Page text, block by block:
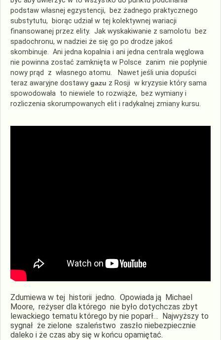
podstaw własnej egzystencji, bez żadnego praktycznego
substytutu, biorąc udział w tej kolektywnej wariacji
finansowanej przez elity. Jak wyskakiwanie z samolotu bez
spadochronu, w nadziei że się go po drodze jakoś
skombinuje. Ani jedna kopalnia i ani jedna centrala węglowa
nie powinna zostać zamknięta w Polsce zanim nie popłynie
nowy prąd z własnego atomu. Nawet jeśli unia dopuści
teraz awaryjne dostawy gazu z Rosji w kryzysie który sama
spowodowała to niewiele to rozwiąże, bez wymiany i
rozliczenia skorumpowanych elit i radykalnej zmiany kursu.
Zdumiewa w tej historii jedno. Opowiada ją Michael
Moore, reżyser dla którego nie było dotychczas zbyt
lewackiego tematu którego by nie poparł… Najwyższy to
sygnał że zielone szaleństwo zaszło niebezpiecznie
daleko i że czas aby się w końcu opamiętać.